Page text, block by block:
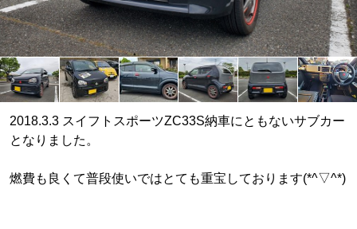
2018.3.3 スイフトスポーツZC33S納車にともないサブカー
となりました。
燃費も良くて普段使いではとても重宝しております(*^▽^*)